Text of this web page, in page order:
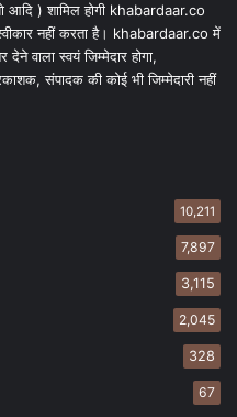
आदि ) शामिल होगी khabardaar.co
नहीं करता है। khabardaar.co में
वाला स्वयं जिम्मेदार होगा,
संपादक की कोई भी जिम्मेदारी नहीं
10,211
7,897
3,115
2,045
328
67